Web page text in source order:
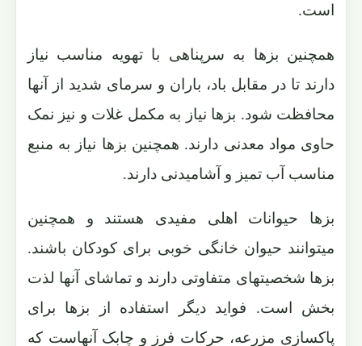
است.
همچنین بزها به سرپناهی با تهویه مناسب نیاز
دارند تا در مقابل باد، باران و سرمای شدید از آنها
محافظت شود. بزها نیاز به مکمل غلات و نیز نمک
حاوی مواد معدنی دارند. همچنین بزها نیاز به منبع
مناسب آب تمیز و آشامیدنی دارند.
بزها حیوانات اهلی مفیدی هستند و همچنین
میتوانند حیوان خانگی خوبی برای کودکان باشند.
بزها شخصیتهای متفاوتی دارند و تماشای آنها لذت
بخش است. فواید دیگر استفاده از بزها برای
پاکسازی مزرعه، حرکات فرز و چابک آنهاست که